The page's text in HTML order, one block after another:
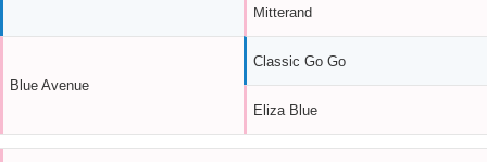
Blue Avenue
Mitterand
Classic Go Go
Eliza Blue